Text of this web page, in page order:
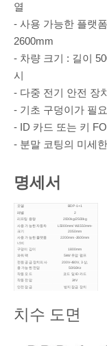
열
- 사용 가능한 플랫
2600mm
- 차량 크기 : 길이
시
- 다중 전기 안전 장
- 기초 구덩이가 필
- ID 카드 또는 키
- 분말 코팅의 미세
명세서
모델 BDP-1+1
레벨 2
리프팅 용량
2000kg/2500kg
사용 가능한 자동차
크기
L5000mm/ W1550mm-
2050mm
사용 가능한 플랫폼
너비
2200mm -2600mm
구덩이 깊이
1800mm
파워 팩
5kW 유압 펌프
전원 공급 장치의 사
용 가능한 전압
200V-480V, 3 상,
50/60Hz
작동 모드
코드 및 ID 카드
작동 전압
24V
안전 잠금
방지 잠금 장치
치수 도면